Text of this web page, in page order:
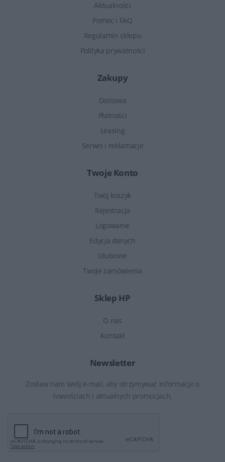
Aktualności
Pomoc i FAQ
Regulamin sklepu
Polityka prywatności
Zakupy
Dostawa
Płatności
Leasing
Serwis i reklamacje
Twoje Konto
Twój koszyk
Rejestracja
Logowanie
Edycja danych
Ulubione
Twoje zamówienia
Sklep HP
O nas
Kontakt
Newsletter
Zostaw nam swój e-mail, aby otrzymywać informacje o
nowościach i aktualnych promocjach.